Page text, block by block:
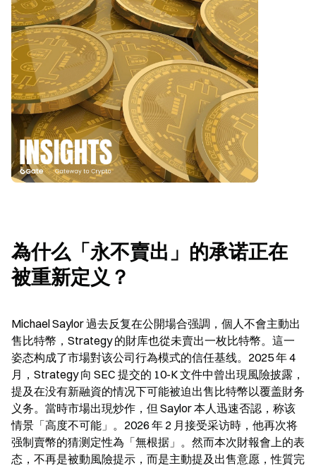
為什么「永不賣出」的承诺正在
被重新定义？
Michael Saylor 過去反复在公開場合强調，個人不會主動出
售比特幣，Strategy 的財库也從未賣出一枚比特幣。這一
姿态构成了市場對该公司行為模式的信任基线。2025 年 4
月，Strategy 向 SEC 提交的 10-K 文件中曾出現風險披露，
提及在没有新融資的情况下可能被迫出售比特幣以覆盖財务
义务。當時市場出現炒作，但 Saylor 本人迅速否認，称该
情景「高度不可能」。2026 年 2 月接受采访時，他再次将
强制賣幣的猜测定性為「無根据」。然而本次財報會上的表
态，不再是被動風險提示，而是主動提及出售意愿，性質完